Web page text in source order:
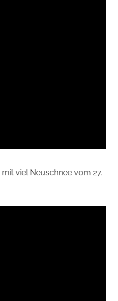
viel Neuschnee vom 27.